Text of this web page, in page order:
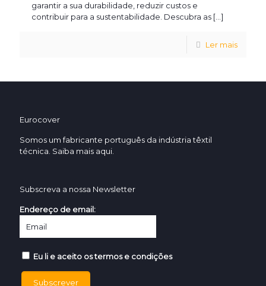
garantir a sua durabilidade, reduzir custos e
contribuir para a sustentabilidade. Descubra as […]
Ler mais
Eurocover
Somos um fabricante português da indústria têxtil
técnica. Saiba mais aqui.
Subscreva a nossa Newsletter
Endereço de email:
Eu li e aceito os termos e condições